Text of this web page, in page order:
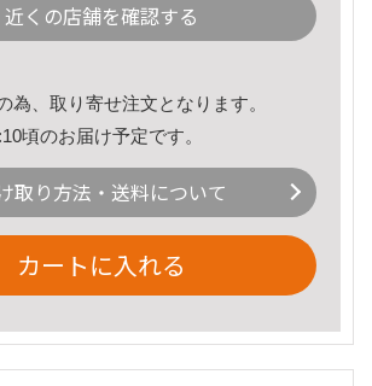
近くの店舗を確認する
為、取り寄せ注文となります。
頃のお届け予定です。
取り方法・送料について
カートに入れる